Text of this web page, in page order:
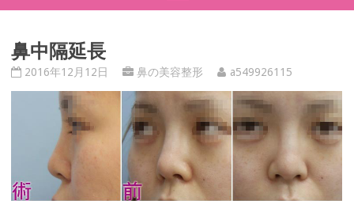
鼻中隔延長
2016年12月12日 鼻の美容整形 a549926115